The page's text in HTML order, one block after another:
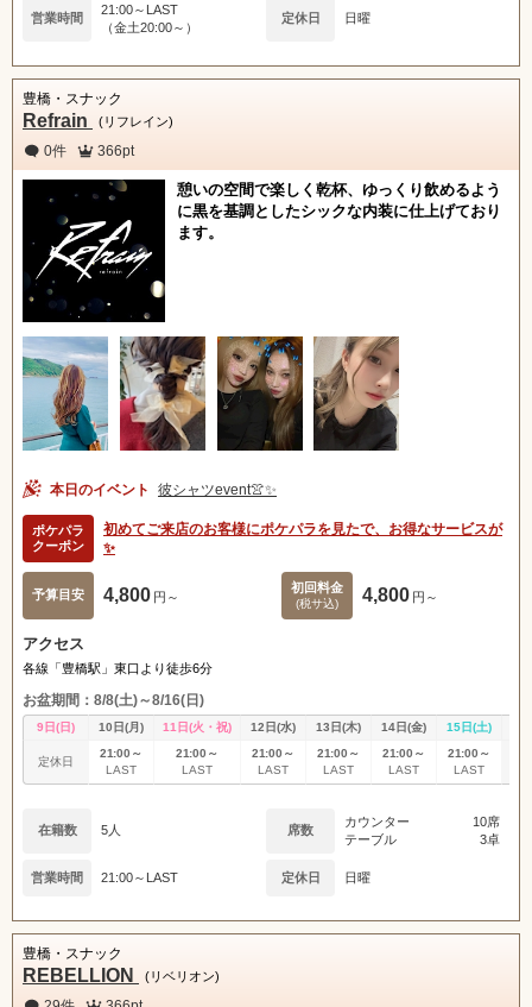
営業時間
21:00～LAST
（金土20:00～）
定休日 日曜
豊橋・スナック
Refrain (リフレイン)
0件 366pt
憩いの空間で楽しく乾杯、ゆっくり飲めるよう
に黒を基調としたシックな内装に仕上げており
ます。
本日のイベント 彼シャツevent👚✨
ポケパラ
クーポン
初めてご来店のお客様にポケパラを見たで、お得なサービスが
✨
予算目安 4,800 円～
初回料金
(税サ込) 4,800 円～
アクセス
各線「豊橋駅」東口より徒歩6分
お盆期間：8/8(土)～8/16(日)
9日(日) 10日(月) 11日(火・祝) 12日(水) 13日(木) 14日(金) 15日(土)
定休日
21:00～
LAST
21:00～
LAST
21:00～
LAST
21:00～
LAST
21:00～
LAST
21:00～
LAST
在籍数 5人 席数
カウンター
10席
テーブル
3卓
営業時間 21:00～LAST 定休日 日曜
豊橋・スナック
REBELLION (リベリオン)